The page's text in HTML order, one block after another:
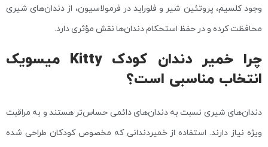
وجود کلسیم، پروتئین شیر و فلوراید در فرمولاسیون، از دندان‌های شیری
محافظت کرده و در حفظ استحکام دندان‌ها نقش مؤثری دارد.
چرا خمیر دندان کودک Kitty میسویک
انتخاب مناسبی است؟
دندان‌های شیری نسبت به دندان‌های دائمی حساس‌تر هستند و به مراقبت
ویژه نیاز دارند. استفاده از خمیردندانی که مخصوص کودکان طراحی شده